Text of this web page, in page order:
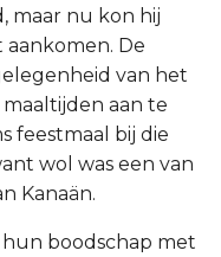
maar nu kon hij
De
van het
aan te
feestmaal bij die
wol was een van
Kanaän.
boodschap met